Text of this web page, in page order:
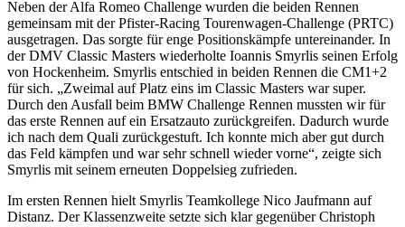
Neben der Alfa Romeo Challenge wurden die beiden Rennen
gemeinsam mit der Pfister-Racing Tourenwagen-Challenge (PRTC)
ausgetragen. Das sorgte für enge Positionskämpfe untereinander. In
der DMV Classic Masters wiederholte Ioannis Smyrlis seinen Erfolg
von Hockenheim. Smyrlis entschied in beiden Rennen die CM1+2
für sich. „Zweimal auf Platz eins im Classic Masters war super.
Durch den Ausfall beim BMW Challenge Rennen mussten wir für
das erste Rennen auf ein Ersatzauto zurückgreifen. Dadurch wurde
ich nach dem Quali zurückgestuft. Ich konnte mich aber gut durch
das Feld kämpfen und war sehr schnell wieder vorne“, zeigte sich
Smyrlis mit seinem erneuten Doppelsieg zufrieden.
Im ersten Rennen hielt Smyrlis Teamkollege Nico Jaufmann auf
Distanz. Der Klassenzweite setzte sich klar gegenüber Christoph